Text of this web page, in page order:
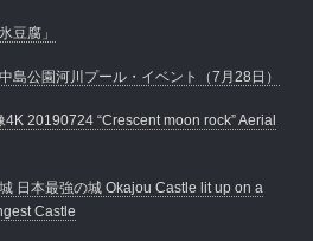
豆腐」
島公園河川プール・イベント（7月28日）
20190724 “Crescent moon rock” Aerial
日本最強の城 Okajou Castle lit up on a
Castle